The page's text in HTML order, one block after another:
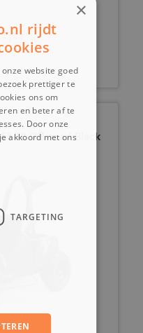
48 Off-road Black
×
rijdt
website goed
prettiger te
ons om
en beter af te
Door onze
akkoord met ons
TARGETING